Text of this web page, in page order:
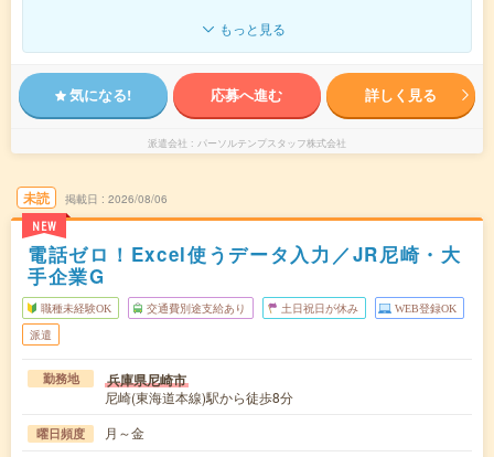
もっと見る
気になる! 応募へ進む 詳しく見る
派遣会社 パーソルテンプスタッフ株式会社
未読
NEW
掲載日 2026/08/06
電話ゼロ！Excel使うデータ入力／JR尼崎・大
手企業G
職種未経験OK 交通費別途支給あり 土日祝日が休み WEB登録OK
派遣
勤務地 兵庫県尼崎市
尼崎(東海道本線)駅から徒歩8分
曜日頻度 月～金